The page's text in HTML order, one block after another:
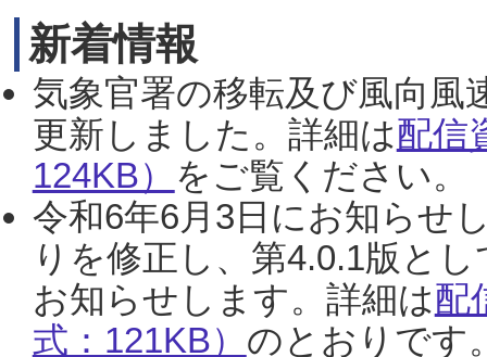
新着情報
気象官署の移転及び風向風
更新しました。詳細は配信
124KB） をご覧ください。
令和6年6月3日にお知らせ
りを修正し、第4.0.1版と
お知らせします。詳細は配
式：121KB） のとおりです